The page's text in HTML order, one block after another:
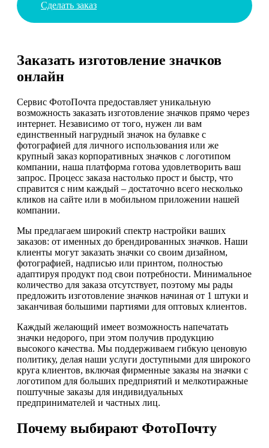
Сделать заказ
Заказать изготовление значков
онлайн
Сервис ФотоПочта предоставляет уникальную
возможность заказать изготовление значков прямо через
интернет. Независимо от того, нужен ли вам
единственный нагрудный значок на булавке с
фотографией для личного использования или же
крупный заказ корпоративных значков с логотипом
компании, наша платформа готова удовлетворить ваш
запрос. Процесс заказа настолько прост и быстр, что
справится с ним каждый – достаточно всего несколько
кликов на сайте или в мобильном приложении нашей
компании.
Мы предлагаем широкий спектр настройки ваших
заказов: от именных до брендированных значков. Наши
клиенты могут заказать значки со своим дизайном,
фотографией, надписью или принтом, полностью
адаптируя продукт под свои потребности. Минимальное
количество для заказа отсутствует, поэтому мы рады
предложить изготовление значков начиная от 1 штуки и
заканчивая большими партиями для оптовых клиентов.
Каждый желающий имеет возможность напечатать
значки недорого, при этом получив продукцию
высокого качества. Мы поддерживаем гибкую ценовую
политику, делая наши услуги доступными для широкого
круга клиентов, включая фирменные заказы на значки с
логотипом для больших предприятий и мелкотиражные
поштучные заказы для индивидуальных
предпринимателей и частных лиц.
Почему выбирают ФотоПочту